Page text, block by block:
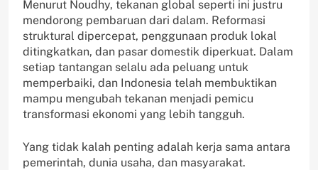
Menurut Noudhy, tekanan global seperti ini justru
mendorong pembaruan dari dalam. Reformasi
struktural dipercepat, penggunaan produk lokal
ditingkatkan, dan pasar domestik diperkuat. Dalam
setiap tantangan selalu ada peluang untuk
memperbaiki, dan Indonesia telah membuktikan
mampu mengubah tekanan menjadi pemicu
transformasi ekonomi yang lebih tangguh.
Yang tidak kalah penting adalah kerja sama antara
pemerintah, dunia usaha, dan masyarakat.